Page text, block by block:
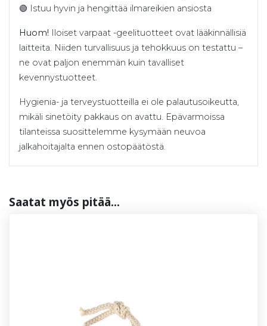
🟢 Istuu hyvin ja hengittää ilmareikien ansiosta
Huom! Iloiset varpaat -geelituotteet ovat lääkinnällisiä
laitteita. Niiden turvallisuus ja tehokkuus on testattu –
ne ovat paljon enemmän kuin tavalliset
kevennystuotteet.
Hygienia- ja terveystuotteilla ei ole palautusoikeutta,
mikäli sinetöity pakkaus on avattu. Epävarmoissa
tilanteissa suosittelemme kysymään neuvoa
jalkahoitajalta ennen ostopäätöstä.
Saa­tat myös pi­tää...